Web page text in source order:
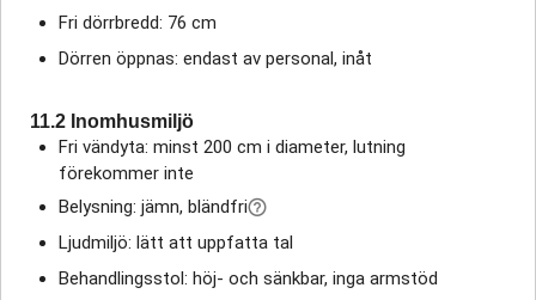
Fri dörrbredd: 76 cm
Dörren öppnas: endast av personal, inåt
11.2 Inomhusmiljö
Fri vändyta: minst 200 cm i diameter, lutning
förekommer inte
Belysning: jämn, bländfri
Ljudmiljö: lätt att uppfatta tal
Behandlingsstol: höj- och sänkbar, inga armstöd